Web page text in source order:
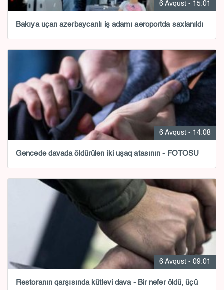
6 Avqust - 15:01
Bakıya uçan azərbaycanlı iş adamı aeroportda saxlanıldı
6 Avqust - 14:08
Gəncədə davada öldürülən iki uşaq atasının - FOTOSU
6 Avqust - 09:01
Restoranın qarşısında kütləvi dava - Bir nəfər öldü, üçü